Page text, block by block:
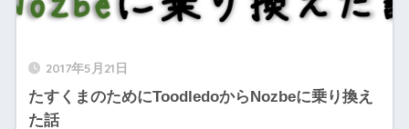
2017年5月21日
たすくまのためにToodledoからNozbeに乗り換え
た話